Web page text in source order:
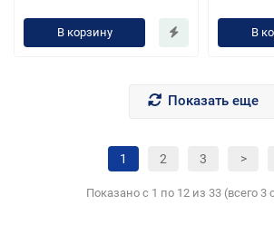
В корзину В
Показать еще
1 2 3 >
Показано с 1 по 12 из 33 (всего 3